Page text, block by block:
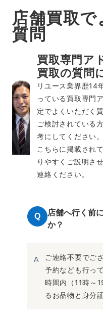
店舗買取で
質問
買取専門ア
買取の質問
リユース業界歴14
っている買取専門
定でよくいただく
ご検討されている
考にしてください。
こちらに掲載され
りやすくご説明さ
連絡ください。
Q
店舗へ行く前
か？
A
ご連絡不要でご
予約なども行っ
時間内（11時～
るお品物と身分